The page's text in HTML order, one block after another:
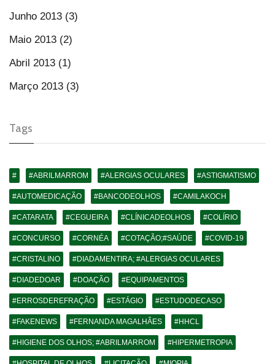
Junho 2013 (3)
Maio 2013 (2)
Abril 2013 (1)
Março 2013 (3)
Tags
# #ABRILMARROM #ALERGIAS OCULARES #ASTIGMATISMO
#AUTOMEDICAÇÃO #BANCODEOLHOS #CAMILAKOCH
#CATARATA #CEGUEIRA #CLÍNICADEOLHOS #COLÍRIO
#CONCURSO #CORNÉA #COTAÇÃO;#SAÚDE #COVID-19
#CRISTALINO #DIADAMENTIRA; #ALERGIAS OCULARES
#DIADEDOAR #DOAÇÃO #EQUIPAMENTOS
#ERROSDEREFRAÇÃO #ESTÁGIO #ESTUDODECASO
#FAKENEWS #FERNANDA MAGALHÃES #HHCL
#HIGIENE DOS OLHOS; #ABRILMARROM #HIPERMETROPIA